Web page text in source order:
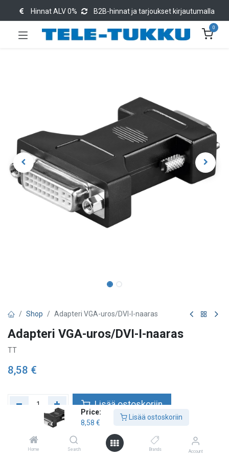
Price:
8,58 €
Lisää ostoskoriin
Home Search Brands Account
Hinnat ALV 0% B2B-hinnat ja tarjoukset kirjautumalla
0
Shop Adapteri VGA-uros/DVI-I-naaras
Adapteri VGA-uros/DVI-I-naaras
TT
8,58 €
Lisää ostoskoriin
Lisää toivelistalle